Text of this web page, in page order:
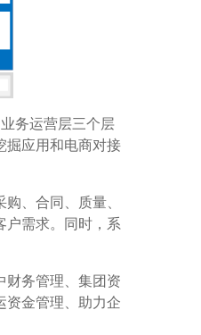
务运营层三个层
掘应用和电商对接
、合同、质量、
户需求。同时，系
务管理、集团资
资金管理、助力企